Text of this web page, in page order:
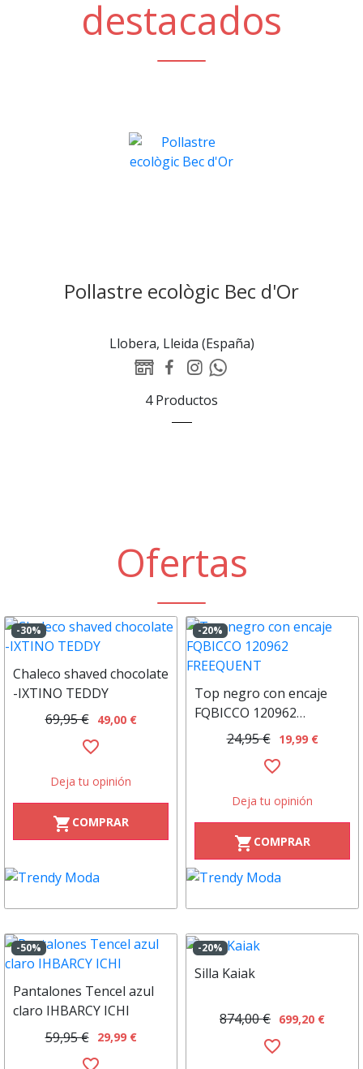
destacados
Pollastre ecològic Bec d'Or
Llobera, Lleida (España)
WEB
ecològic
Facebook
ecològic
Bec
Instagram
ecològic
Whatsapp
4 Productos
Ofertas
Chaleco shaved chocolate
-IXTINO TEDDY
-30%
69,95 € 49,00 €
favorite_border
Deja tu opinión
shopping_cart COMPRAR
Top negro con encaje
FQBICCO 120962
FREEQUENT
-20%
24,95 € 19,99 €
favorite_border
Deja tu opinión
shopping_cart COMPRAR
Pantalones Tencel azul
claro IHBARCY ICHI
-50%
59,95 € 29,99 €
favorite_border
Silla Kaiak
-20%
874,00 € 699,20 €
favorite_border